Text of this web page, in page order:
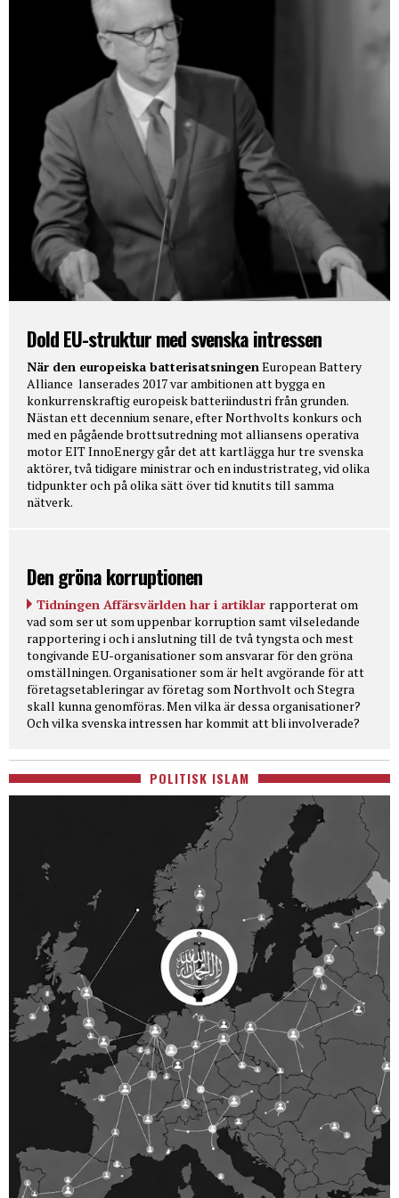
Dold EU-struktur med svenska intressen
När den europeiska batterisatsningenEuropean Battery
Alliance lanserades 2017 var ambitionen att bygga en
konkurrenskraftig europeisk batteriindustri från grunden.
Nästan ett decennium senare, efter Northvolts konkurs och
med en pågående brottsutredning mot alliansens operativa
motor EIT InnoEnergy går det att kartlägga hur tre svenska
aktörer, två tidigare ministrar och en industristrateg, vid olika
tidpunkter och på olika sätt över tid knutits till samma
nätverk.
Den gröna korruptionen
Tidningen Affärsvärlden har i artiklar rapporterat om
vad som ser ut som uppenbar korruption samt vilseledande
rapportering i och i anslutning till de två tyngsta och mest
tongivande EU-organisationer som ansvarar för den gröna
omställningen. Organisationer som är helt avgörande för att
företagsetableringar av företag som Northvolt och Stegra
skall kunna genomföras. Men vilka är dessa organisationer?
Och vilka svenska intressen har kommit att bli involverade?
POLITISK ISLAM